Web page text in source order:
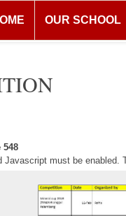
OUR SCHOOL
548
must be enabled.